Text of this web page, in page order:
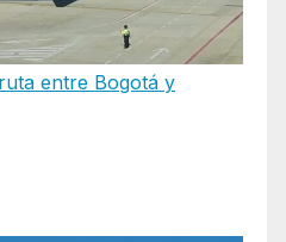
entre Bogotá y